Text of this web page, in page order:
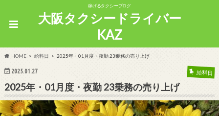
稼げるタクシーブログ
大阪タクシードライバー
KAZ
HOME 給料日 2025年・01月度・夜勤 23乗務の売り上げ
2025.01.27 給料日
2025年・01月度・夜勤 23乗務の売り上げ